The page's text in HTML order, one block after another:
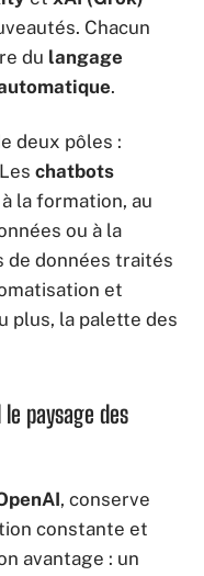
Chacun
du langage
.
deux pôles :
chatbots
la formation, au
ou à la
de données traités
et
plus, la palette des
paysage des
, conserve
constante et
avantage : un